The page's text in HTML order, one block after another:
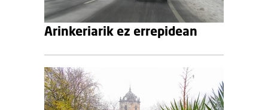
Arinkeriarik ez errepidean